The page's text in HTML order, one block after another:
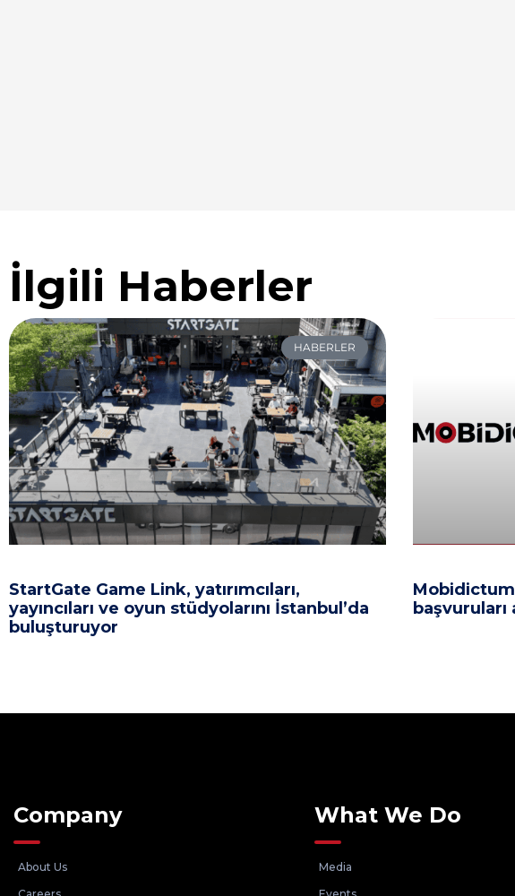
İlgili Haberler
HABERLER
StartGate Game Link, yatırımcıları,
yayıncıları ve oyun stüdyolarını İstanbul’da
buluşturuyor
başvuruları
Company
About Us
What We Do
Media